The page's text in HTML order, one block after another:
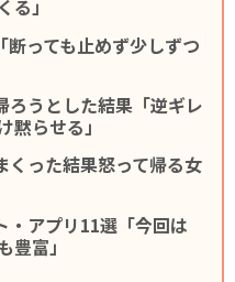
る」
っても止めず少しずつ
ろうとした結果「逆ギレ
黙らせる」
くった結果怒って帰る女
・アプリ11選「今回は
豊富」